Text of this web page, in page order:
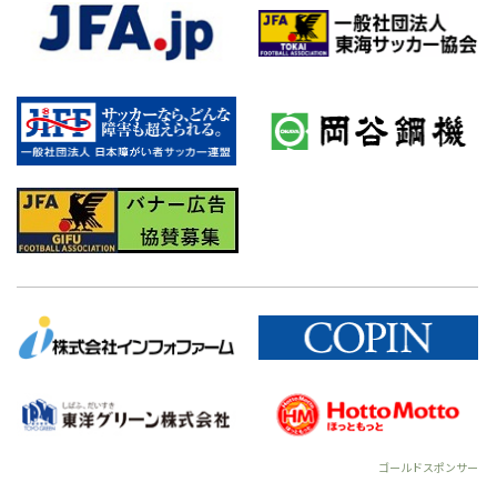
ゴールドスポンサー